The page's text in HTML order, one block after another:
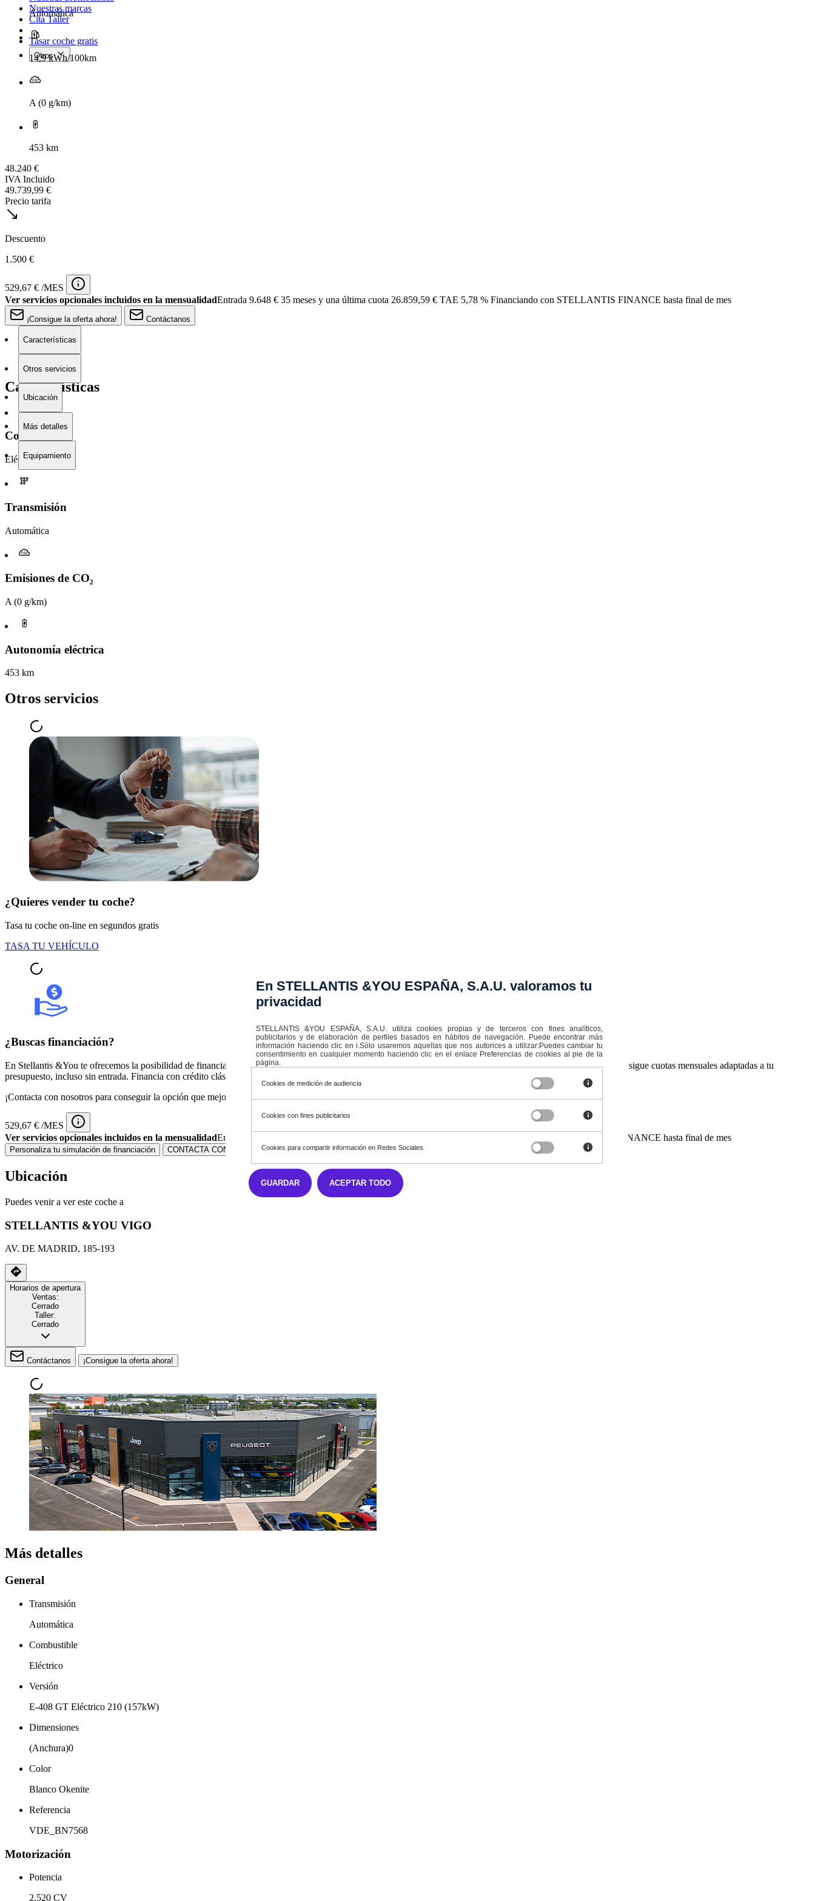
Nuestras marcas
Cita Taller
Tasar coche gratis
Otros
Automática
14,9 kWh/100km
A (0 g/km)
453 km
48.240 €
IVA Incluido
49.739,99 €
Precio tarifa
Descuento
1.500 €
529,67 € /MES
Ver servicios opcionales incluidos en la mensualidadEntrada 9.648 € 35 meses y una última cuota 26.859,59 € TAE 5,78 % Financiando con STELLANTIS FINANCE hasta final de mes
¡Consigue la oferta ahora! Contáctanos
Características
Otros servicios
Ubicación
Más detalles
Equipamiento
Características
Combustible
Eléctrico
Transmisión
Automática
Emisiones de CO₂
A (0 g/km)
Autonomía eléctrica
453 km
Otros servicios
¿Quieres vender tu coche?
Tasa tu coche on-line en segundos gratis
TASA TU VEHÍCULO
¿Buscas financiación?
En Stellantis &You te ofrecemos la posibilidad de financiar hasta el 100% del importe conSTELLANTIS FINANCIAL SERVICES ESPAÑA E.F.C S.A.
Consigue cuotas mensuales adaptadas a tu
presupuesto, incluso sin entrada. Financia con crédito clásico, financiación flexible o renting.
¡Contacta con nosotros para conseguir la opción que mejor se adapta a ti!
529,67 € /MES
Ver servicios opcionales incluidos en la mensualidadEntrada 9.648 € 35 meses y una última cuota 26.859,59 € TAE 5,78 % Financiando con STELLANTIS FINANCE hasta final de mes
Personaliza tu simulación de financiación CONTACTA CON NOSOTROS
Ubicación
Puedes venir a ver este coche a
STELLANTIS &YOU VIGO
AV. DE MADRID, 185-193
Horarios de apertura
Ventas:
Cerrado
Taller:
Cerrado
Contáctanos ¡Consigue la oferta ahora!
Más detalles
General
Transmisión
Automática
Combustible
Eléctrico
Versión
E-408 GT Eléctrico 210 (157kW)
Dimensiones
(Anchura)0
Color
Blanco Okenite
Referencia
VDE_BN7568
Motorización
Potencia
2.520 CV
En STELLANTIS &YOU ESPAÑA, S.A.U. valoramos tu
privacidad
STELLANTIS &YOU ESPAÑA, S.A.U. utiliza cookies propias y de terceros con fines analíticos,
publicitarios y de elaboración de perfiles basados en hábitos de navegación. Puede encontrar más
información haciendo clic en i.Sólo usaremos aquellas que nos autorices a utilizar:Puedes cambiar tu
consentimiento en cualquier momento haciendo clic en el enlace Preferencias de cookies al pie de la
página.
Cookies de medición de audiencia
Cookies con fines publicitarios
Cookies para compartir información en Redes Sociales
ACEPTAR TODO
GUARDAR